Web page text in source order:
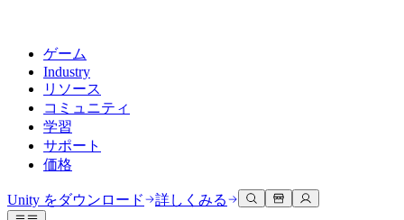
ゲーム
Industry
リソース
コミュニティ
学習
サポート
価格
Unity をダウンロード 詳しくみる